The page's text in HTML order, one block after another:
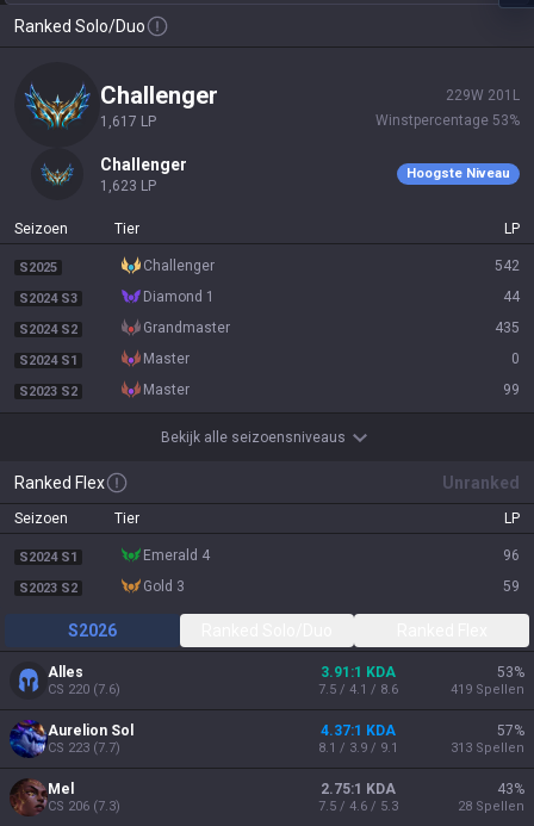
Ranked Solo/Duo
challenger
1,617 LP
229W 201 L
Winstpercentage 53%
challenger
1,623 LP
Hoogste Niveau
Seizoen Tier LP
S2025 challenger 542
S2024 S3 diamond 1 44
S2024 S2 grandmaster 435
S2024 S1 master 0
S2023 S2 master 99
Bekijk alle seizoensniveaus
Ranked Flex Unranked
Seizoen Tier LP
S2024 S1 emerald 4 96
S2023 S2 gold 3 59
S2026
Alles
CS 220 (7.6)
3.91:1 KDA
7.5 / 4.1 / 8.6
53%
419 Spellen
Aurelion Sol
CS 223 (7.7)
4.37:1 KDA
8.1 / 3.9 / 9.1
57%
313 Spellen
Mel
CS 206 (7.3)
2.75:1 KDA
7.5 / 4.6 / 5.3
43%
28 Spellen